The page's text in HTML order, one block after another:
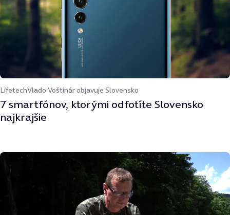
LifetechVlado Voštinár objavuje Slovensko
7 smartfónov, ktorými odfotíte Slovensko
najkrajšie